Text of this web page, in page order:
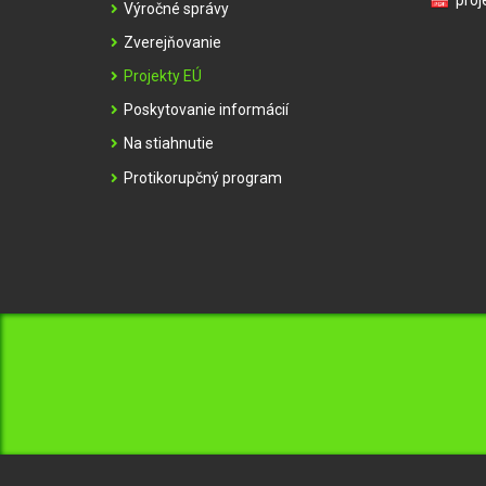
Výročné správy
Zverejňovanie
Projekty EÚ
Poskytovanie informácií
Na stiahnutie
Protikorupčný program